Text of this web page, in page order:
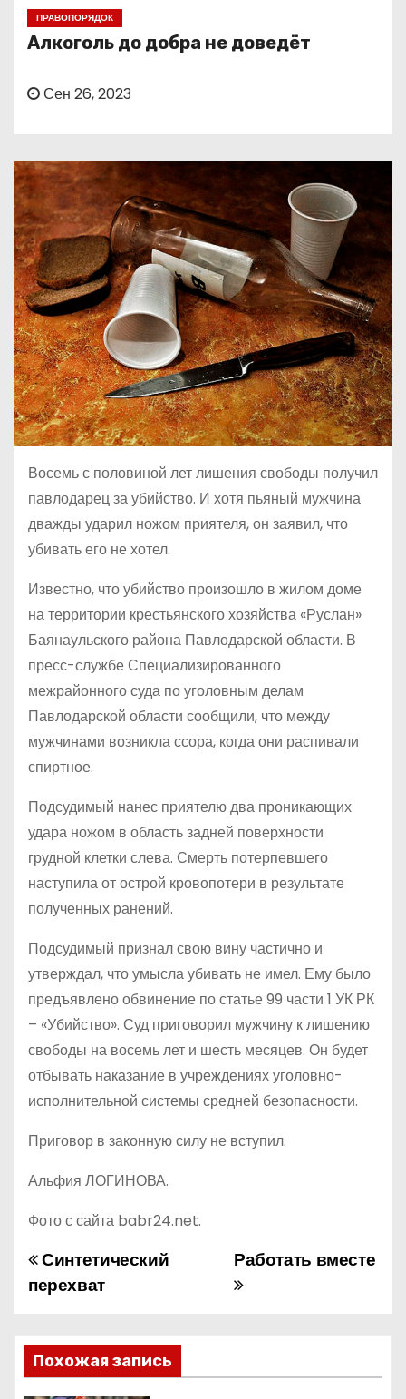
ПРАВОПОРЯДОК
Алкоголь до добра не доведёт
Сен 26, 2023
Восемь с половиной лет лишения свободы получил
павлодарец за убийство. И хотя пьяный мужчина
дважды ударил ножом приятеля, он заявил, что
убивать его не хотел.
Известно, что убийство произошло в жилом доме
на территории крестьянского хозяйства «Руслан»
Баянаульского района Павлодарской области. В
пресс-службе Специализированного
межрайонного суда по уголовным делам
Павлодарской области сообщили, что между
мужчинами возникла ссора, когда они распивали
спиртное.
Подсудимый нанес приятелю два проникающих
удара ножом в область задней поверхности
грудной клетки слева. Смерть потерпевшего
наступила от острой кровопотери в результате
полученных ранений.
Подсудимый признал свою вину частично и
утверждал, что умысла убивать не имел. Ему было
предъявлено обвинение по статье 99 части 1 УК РК
– «Убийство». Суд приговорил мужчину к лишению
свободы на восемь лет и шесть месяцев. Он будет
отбывать наказание в учреждениях уголовно-
исполнительной системы средней безопасности.
Приговор в законную силу не вступил.
Альфия ЛОГИНОВА.
Фото с сайта babr24.net.
Н
в
и
Работать вместе
Синтетический
перехват
Похожая запись